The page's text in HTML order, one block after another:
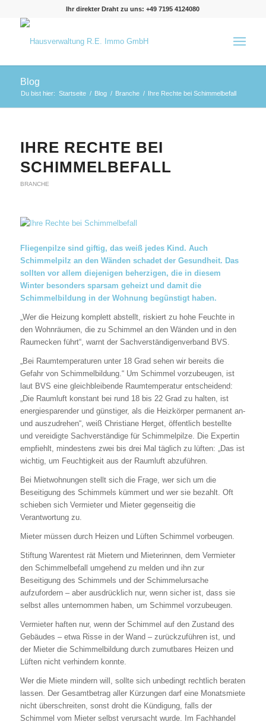
Ihr direkter Draht zu uns: +49 7195 4124080
Blog
Du bist hier: Startseite / Blog / Branche / Ihre Rechte bei Schimmelbefall
IHRE RECHTE BEI
SCHIMMELBEFALL
BRANCHE
Fliegenpilze sind giftig, das weiß jedes Kind. Auch
Schimmelpilz an den Wänden schadet der Gesundheit. Das
sollten vor allem diejenigen beherzigen, die in diesem
Winter besonders sparsam geheizt und damit die
Schimmelbildung in der Wohnung begünstigt haben.
„Wer die Heizung komplett abstellt, riskiert zu hohe Feuchte in
den Wohnräumen, die zu Schimmel an den Wänden und in den
Raumecken führt“, warnt der Sachverständigenverband BVS.
„Bei Raumtemperaturen unter 18 Grad sehen wir bereits die
Gefahr von Schimmelbildung.“ Um Schimmel vorzubeugen, ist
laut BVS eine gleichbleibende Raumtemperatur entscheidend:
„Die Raumluft konstant bei rund 18 bis 22 Grad zu halten, ist
energiesparender und günstiger, als die Heizkörper permanent an-
und auszudrehen“, weiß Christiane Herget, öffentlich bestellte
und vereidigte Sachverständige für Schimmelpilze. Die Expertin
empfiehlt, mindestens zwei bis drei Mal täglich zu lüften: „Das ist
wichtig, um Feuchtigkeit aus der Raumluft abzuführen.
Bei Mietwohnungen stellt sich die Frage, wer sich um die
Beseitigung des Schimmels kümmert und wer sie bezahlt. Oft
schieben sich Vermieter und Mieter gegenseitig die
Verantwortung zu.
Mieter müssen durch Heizen und Lüften Schimmel vorbeugen.
Stiftung Warentest rät Mietern und Mieterinnen, dem Vermieter
den Schimmelbefall umgehend zu melden und ihn zur
Beseitigung des Schimmels und der Schimmelursache
aufzufordern – aber ausdrücklich nur, wenn sicher ist, dass sie
selbst alles unternommen haben, um Schimmel vorzubeugen.
Vermieter haften nur, wenn der Schimmel auf den Zustand des
Gebäudes – etwa Risse in der Wand – zurückzuführen ist, und
der Mieter die Schimmelbildung durch zumutbares Heizen und
Lüften nicht verhindern konnte.
Wer die Miete mindern will, sollte sich unbedingt rechtlich beraten
lassen. Der Gesamtbetrag aller Kürzungen darf eine Monatsmiete
nicht überschreiten, sonst droht die Kündigung, falls der
Schimmel vom Mieter selbst verursacht wurde. Im Fachhandel